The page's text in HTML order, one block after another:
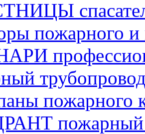
пожарного и
пожарного
пожарный